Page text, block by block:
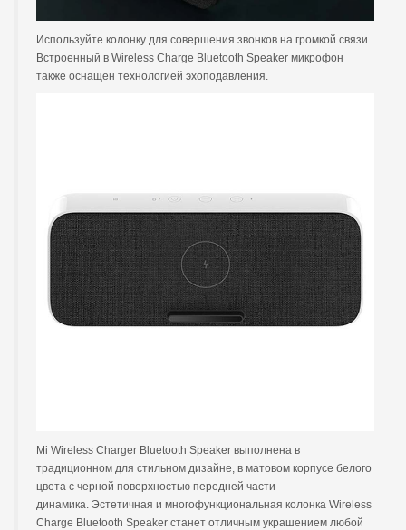
Используйте колонку для совершения звонков на громкой связи.
Встроенный в Wireless Charge Bluetooth Speaker микрофон
также оснащен технологией эхоподавления.
Mi Wireless Charger Bluetooth Speaker выполнена в
традиционном для стильном дизайне, в матовом корпусе белого
цвета с черной поверхностью передней части
динамика. Эстетичная и многофункциональная колонка Wireless
Charge Bluetooth Speaker станет отличным украшением любой